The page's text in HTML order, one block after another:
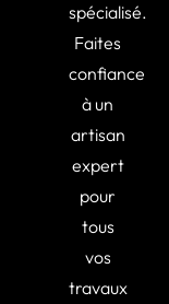
spécialisé.
Faites
confiance
à un
artisan
expert
pour
tous
vos
travaux